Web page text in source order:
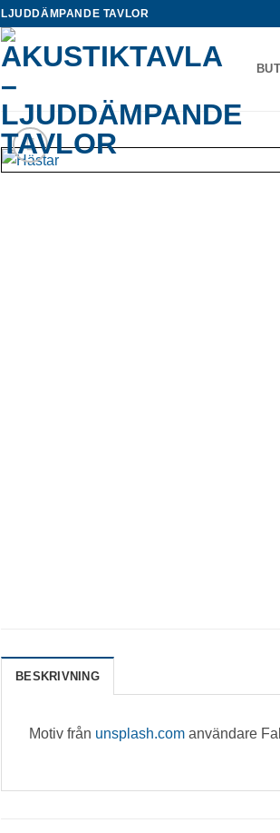
LJUDDÄMPANDE TAVLOR
BESKRIVNING
Motiv från unsplash.com användare